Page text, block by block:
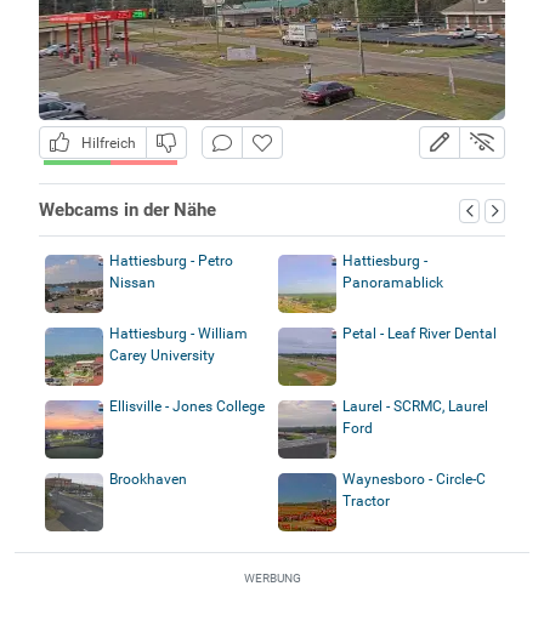
Hilfreich
Webcams in der Nähe
Hattiesburg - Petro
Nissan
Hattiesburg -
Panoramablick
Hattiesburg - William
Carey University
Petal - Leaf River Dental
Ellisville - Jones College
Laurel - SCRMC, Laurel
Ford
Brookhaven
Waynesboro - Circle-C
Tractor
WERBUNG